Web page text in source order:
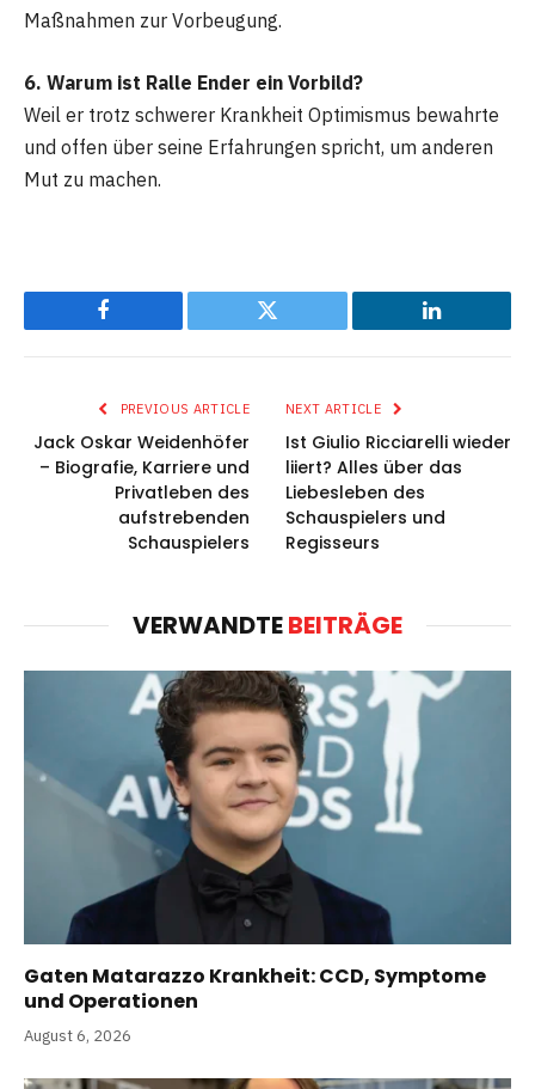
Maßnahmen zur Vorbeugung.
6. Warum ist Ralle Ender ein Vorbild?
Weil er trotz schwerer Krankheit Optimismus bewahrte
und offen über seine Erfahrungen spricht, um anderen
Mut zu machen.
Facebook Twitter LinkedIn
PREVIOUS ARTICLE
Jack Oskar Weidenhöfer
– Biografie, Karriere und
Privatleben des
aufstrebenden
Schauspielers
NEXT ARTICLE
Ist Giulio Ricciarelli wieder
liiert? Alles über das
Liebesleben des
Schauspielers und
Regisseurs
VERWANDTEBEITRÄGE
Gaten Matarazzo Krankheit: CCD, Symptome
und Operationen
August 6, 2026